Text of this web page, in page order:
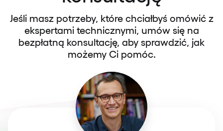
Jeśli masz potrzeby, które chciałbyś omówić z
ekspertami technicznymi, umów się na
bezpłatną konsultację, aby sprawdzić, jak
możemy Ci pomóc.